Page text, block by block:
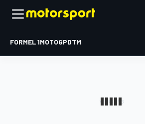
FORMEL 1MOTOGPDTM